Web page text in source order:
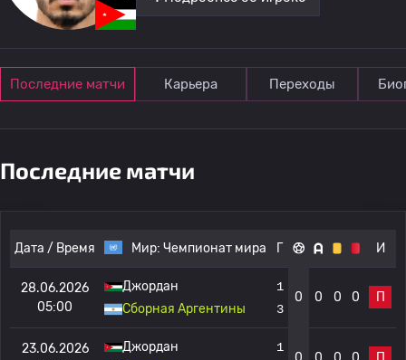
Последние матчи Карьера Переходы
Последние матчи
Дата / Время Мир: Чемпионат мира Г И
28.06.2026
05:00
Джордан
Сборная Аргентины
1
3
0 0 0 0 П
23.06.2026
Джордан
1